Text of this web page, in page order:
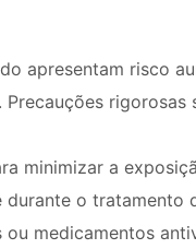
apresentam risco
rigorosas
minimizar a
o tratamento
medicamentos